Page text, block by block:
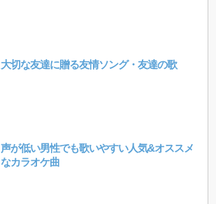
大切な友達に贈る友情ソング・友達の歌
声が低い男性でも歌いやすい人気&オススメ
なカラオケ曲